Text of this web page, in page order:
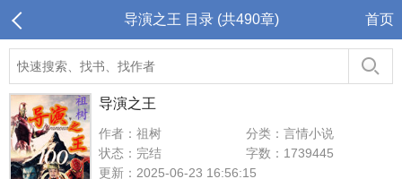
导演之王 目录 (共490章) 首页
导演之王
作者：祖树
分类：言情小说
状态：完结
字数：1739445
更新：2025-06-23 16:56:15